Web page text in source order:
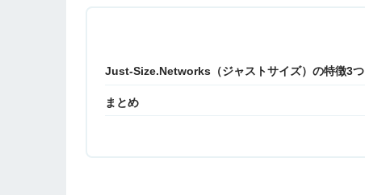
Just-Size.Networks（ジャストサイズ）の特徴3つ
まとめ